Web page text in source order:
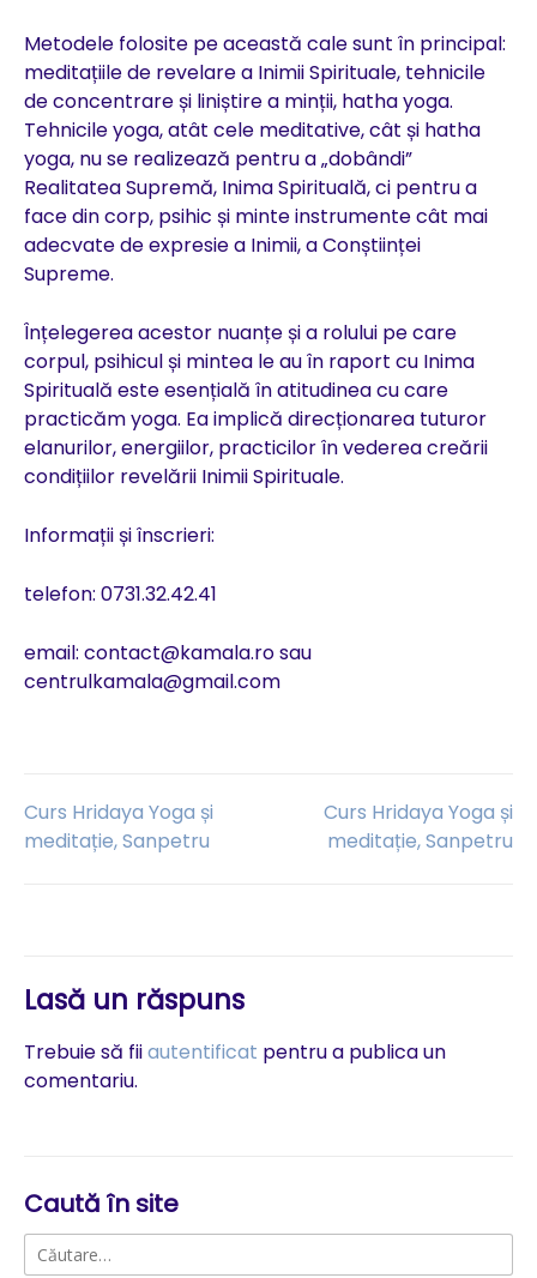
Metodele folosite pe această cale sunt în principal:
meditațiile de revelare a Inimii Spirituale, tehnicile
de concentrare și liniștire a minții, hatha yoga.
Tehnicile yoga, atât cele meditative, cât și hatha
yoga, nu se realizează pentru a „dobândi”
Realitatea Supremă, Inima Spirituală, ci pentru a
face din corp, psihic și minte instrumente cât mai
adecvate de expresie a Inimii, a Conștiinței
Supreme.
Înțelegerea acestor nuanțe și a rolului pe care
corpul, psihicul și mintea le au în raport cu Inima
Spirituală este esențială în atitudinea cu care
practicăm yoga. Ea implică direcționarea tuturor
elanurilor, energiilor, practicilor în vederea creării
condițiilor revelării Inimii Spirituale.
Informații și înscrieri:
telefon: 0731.32.42.41
email: contact@kamala.ro sau
centrulkamala@gmail.com
Navigare
Curs Hridaya Yoga și
meditație, Sanpetru
Curs Hridaya Yoga și
meditație, Sanpetru
Lasă un răspuns
Trebuie să fiiautentificat pentru a publica un
comentariu.
Caută în site
Caută